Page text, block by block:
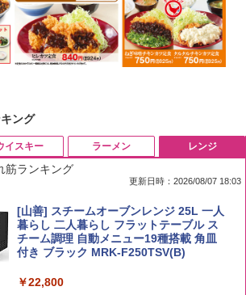
ング
by Amazon 国産ブレンド米 精米 5kg
￥2,650
イスキー
ブラックニッカ ニッカ Nikka ウィスキ
ー4000ml ブラックニッカクリア ウヰス
キー 【日本 アサヒ ウィスキー】 大容量
お得 4リットル
￥4,358
ラーメン
チキンラーメン どんぶり 85g×12個 日清
食品 インスタント カップ麺
￥1,939
レンジ
筋ランキング
更新日時：2026/08/07 18:03
[山善] スチームオーブンレンジ 25L 一人
暮らし 二人暮らし フラットテーブル ス
チーム調理 自動メニュー19種搭載 角皿
付き ブラック MRK-F250TSV(B)
￥22,800